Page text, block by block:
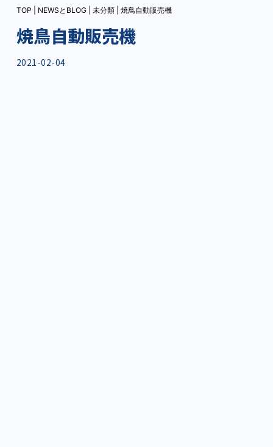
TOP NEWSとBLOG 未分類 焼鳥自動販売機
焼鳥自動販売機
2021-02-04